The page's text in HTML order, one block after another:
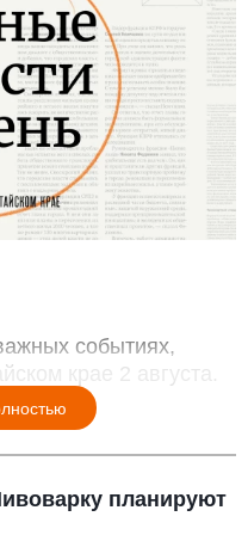
событиях,
крае 2 августа.
планируют